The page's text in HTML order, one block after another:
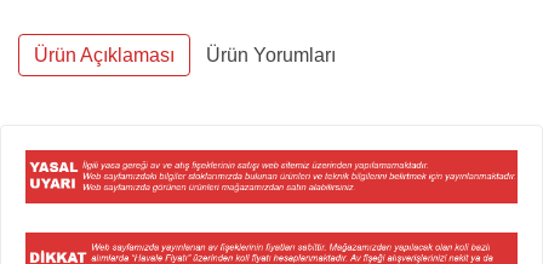
Ürün Açıklaması Ürün Yorumları